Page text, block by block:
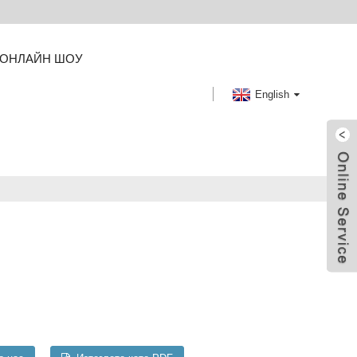
ОНЛАЙН ШОУ
English